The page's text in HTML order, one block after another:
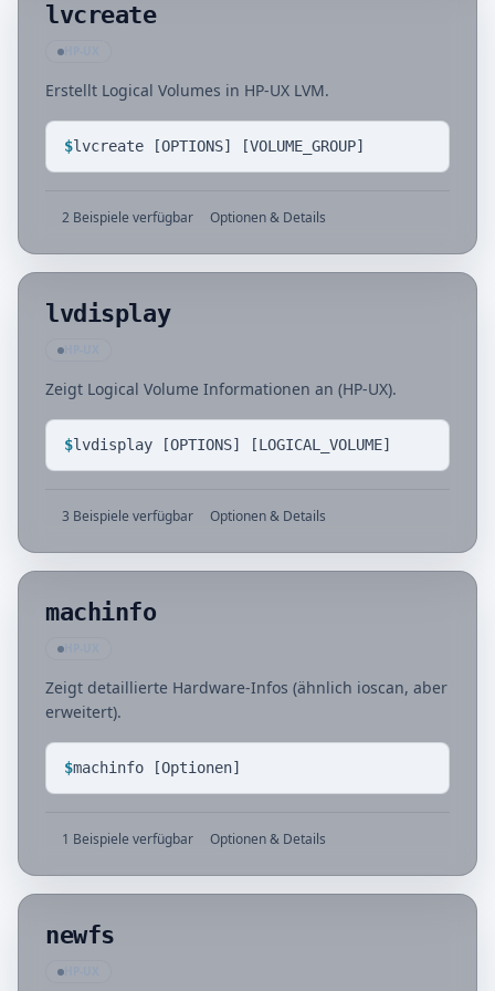
lvcreate
Erstellt Logical Volumes in HP-UX LVM.
$lvcreate [OPTIONS] [VOLUME_GROUP]
2 Beispiele verfügbar Optionen & Details
lvdisplay
Zeigt Logical Volume Informationen an (HP-UX).
$lvdisplay [OPTIONS] [LOGICAL_VOLUME]
3 Beispiele verfügbar Optionen & Details
machinfo
Zeigt detaillierte Hardware-Infos (ähnlich ioscan, aber
erweitert).
$machinfo [Optionen]
1 Beispiele verfügbar Optionen & Details
newfs